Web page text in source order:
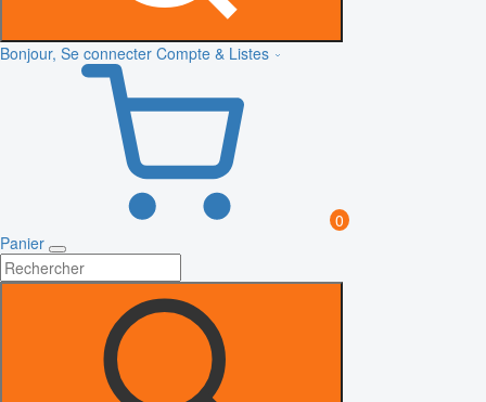
Bonjour, Se connecter Compte & Listes
0
Panier